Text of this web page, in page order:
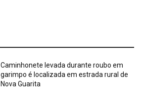
Caminhonete levada durante roubo em
garimpo é localizada em estrada rural de
Nova Guarita